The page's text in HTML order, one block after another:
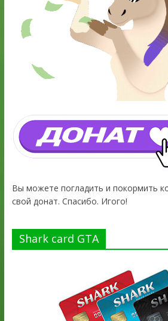
Вы можете погладить и покормить
свой донат. Спасибо. Игого!
Shark card GTA